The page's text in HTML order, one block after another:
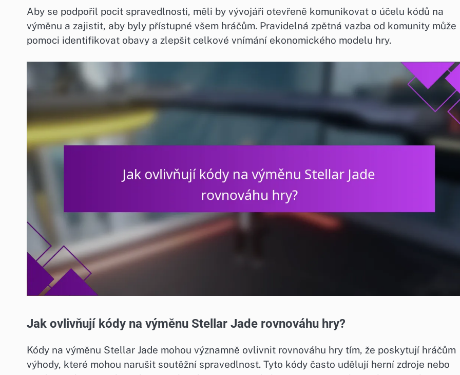
Aby se podpořil pocit spravedlnosti, měli by vývojáři otevřeně komunikovat o účelu kódů na
výměnu a zajistit, aby byly přístupné všem hráčům. Pravidelná zpětná vazba od komunity může
pomoci identifikovat obavy a zlepšit celkové vnímání ekonomického modelu hry.
Jak ovlivňují kódy na výměnu Stellar Jade rovnováhu hry?
Kódy na výměnu Stellar Jade mohou významně ovlivnit rovnováhu hry tím, že poskytují hráčům
výhody, které mohou narušit soutěžní spravedlnost. Tyto kódy často udělují herní zdroje nebo